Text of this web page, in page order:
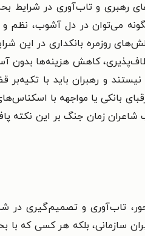
و تاب‌آوری در شرایط
می‌توان در دل آشوب، نظم و
روزمره بانکداری در این
کاهش هزینه‌ها بدون
و رهبران باید با تکیه‌بر
بانکی یا مواجهه با
زمان جنگ بر این نکته
تاب‌آوری و تصمیم‌گیری در
سازمانی، بلکه هر کسی که با